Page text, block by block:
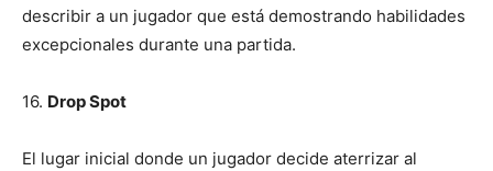
describir a un jugador que está demostrando habilidades
excepcionales durante una partida.
16. Drop Spot
El lugar inicial donde un jugador decide aterrizar al